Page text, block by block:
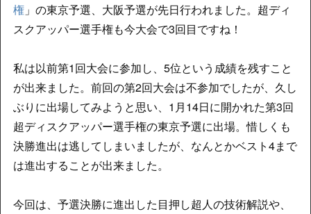
権」の東京予選、大阪予選が先日行われました。超ディ
スクアッパー選手権も今大会で3回目ですね！
私は以前第1回大会に参加し、5位という成績を残すこと
が出来ました。前回の第2回大会は不参加でしたが、久し
ぶりに出場してみようと思い、1月14日に開かれた第3回
超ディスクアッパー選手権の東京予選に出場。惜しくも
決勝進出は逃してしまいましたが、なんとかベスト4まで
は進出することが出来ました。
今回は、予選決勝に進出した目押し超人の技術解説や、